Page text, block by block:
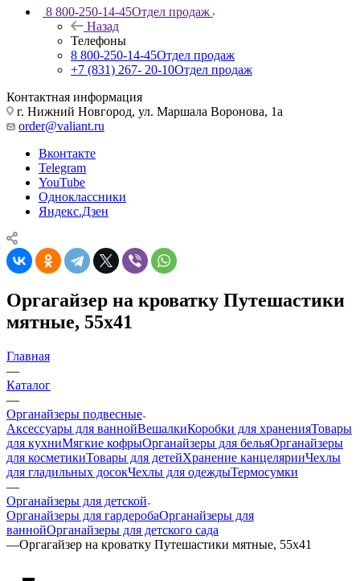
8 800-250-14-45Отдел продаж
Назад
Телефоны
8 800-250-14-45Отдел продаж
+7 (831) 267- 20-10Отдел продаж
Контактная информация
г. Нижний Новгород, ул. Маршала Воронова, 1а
order@valiant.ru
Вконтакте
Telegram
YouTube
Одноклассники
Яндекс.Дзен
Оргагайзер на кроватку Путешастики
мятные, 55х41
Главная
—
Каталог
—
Органайзеры подвесные
Аксессуары для ваннойВешалкиКоробки для храненияТовары
для кухниМягкие кофрыОрганайзеры для бельяОрганайзеры
для косметикиТовары для детейХранение канцелярииЧехлы
для гладильных досокЧехлы для одеждыТермосумки
—
Органайзеры для детской
Органайзеры для гардеробаОрганайзеры для
ваннойОрганайзеры для детского сада
—Оргагайзер на кроватку Путешастики мятные, 55х41